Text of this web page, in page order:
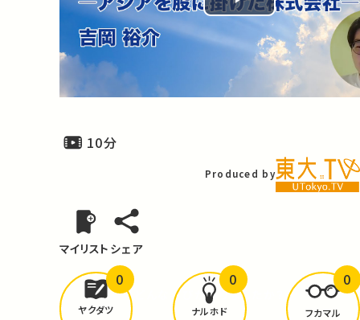
Play
Video
10分
Produced by
マイリスト シェア
どんな学びがありましたか？
ヤクダツ
0
ナルホド
0
フカマル
0